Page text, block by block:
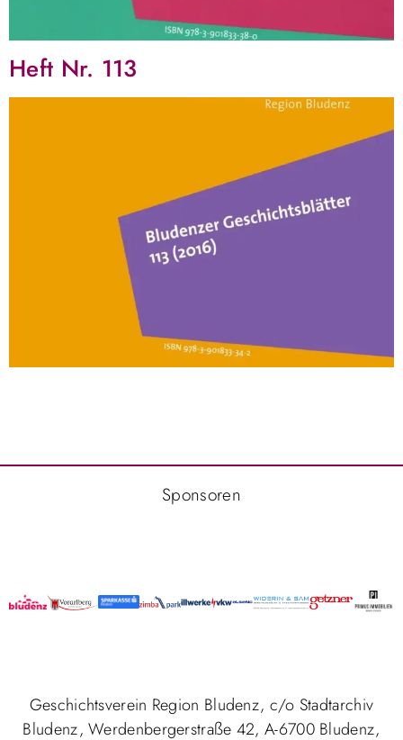
Heft Nr. 113
Sponsoren
Geschichtsverein Region Bludenz, c/o Stadtarchiv
Bludenz, Werdenbergerstraße 42, A-6700 Bludenz,